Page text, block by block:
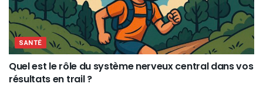
SANTÉ
Quel est le rôle du système nerveux central dans vos
résultats en trail ?